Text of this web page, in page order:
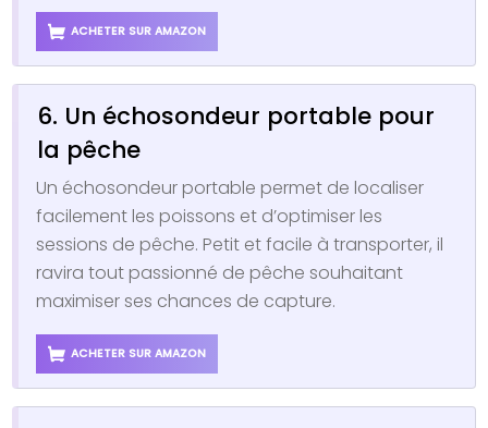
ACHETER SUR AMAZON
6. Un échosondeur portable pour
la pêche
Un échosondeur portable permet de localiser
facilement les poissons et d’optimiser les
sessions de pêche. Petit et facile à transporter, il
ravira tout passionné de pêche souhaitant
maximiser ses chances de capture.
ACHETER SUR AMAZON